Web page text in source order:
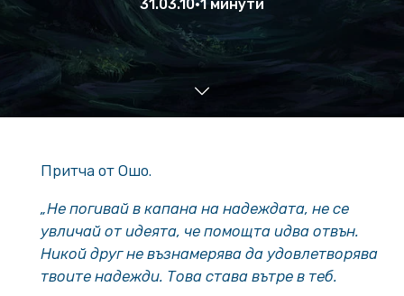
31.03.10•1 минути
Притча от Ошо.
„Не погивай в капана на надеждата, не се
увличай от идеята, че помощта идва отвън.
Никой друг не възнамерява да удовлетворява
твоите надежди. Това става вътре в теб.